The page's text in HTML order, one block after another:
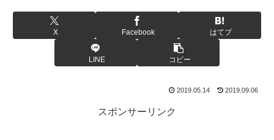
X Facebook はてブ
LINE コピー
2019.05.14 2019.09.06
スポンサーリンク